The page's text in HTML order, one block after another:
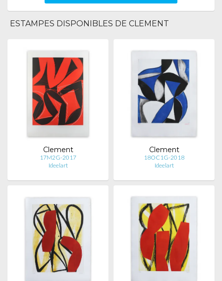
ESTAMPES DISPONIBLES DE CLEMENT
Clement
17M2G-2017
Ideelart
Clement
18OC1G-2018
Ideelart